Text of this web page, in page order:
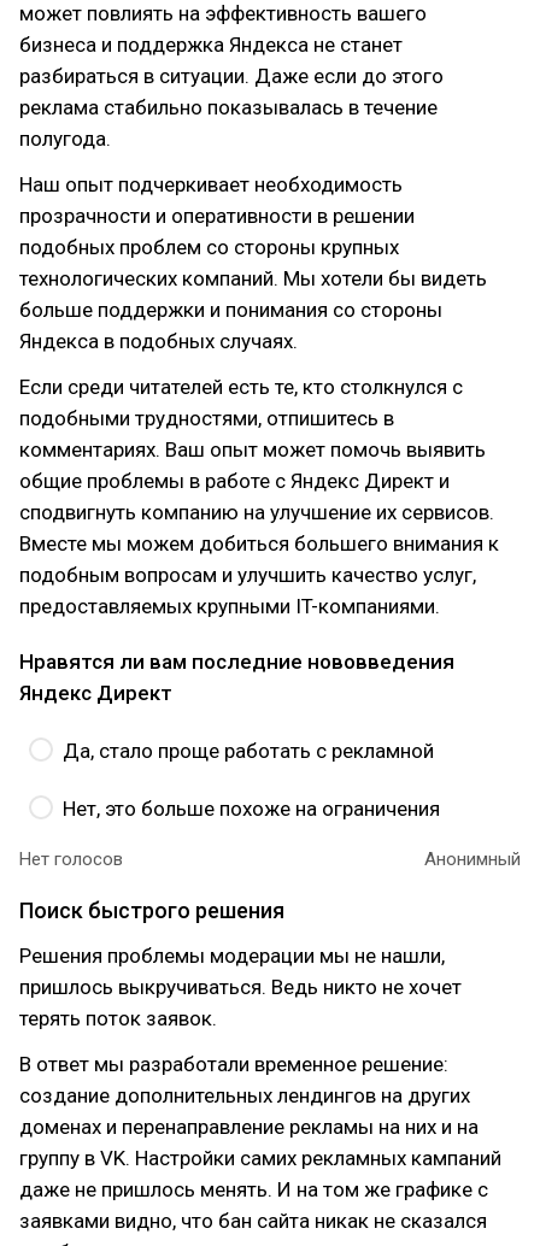
может повлиять на эффективность вашего
бизнеса и поддержка Яндекса не станет
разбираться в ситуации. Даже если до этого
реклама стабильно показывалась в течение
полугода.
Наш опыт подчеркивает необходимость
прозрачности и оперативности в решении
подобных проблем со стороны крупных
технологических компаний. Мы хотели бы видеть
больше поддержки и понимания со стороны
Яндекса в подобных случаях.
Если среди читателей есть те, кто столкнулся с
подобными трудностями, отпишитесь в
комментариях. Ваш опыт может помочь выявить
общие проблемы в работе с Яндекс Директ и
сподвигнуть компанию на улучшение их сервисов.
Вместе мы можем добиться большего внимания к
подобным вопросам и улучшить качество услуг,
предоставляемых крупными IT-компаниями.
Нравятся ли вам последние нововведения
Яндекс Директ
Да, стало проще работать с рекламной
Нет, это больше похоже на ограничения
Нет голосов Анонимный
Поиск быстрого решения
Решения проблемы модерации мы не нашли,
пришлось выкручиваться. Ведь никто не хочет
терять поток заявок.
В ответ мы разработали временное решение:
создание дополнительных лендингов на других
доменах и перенаправление рекламы на них и на
группу в VK. Настройки самих рекламных кампаний
даже не пришлось менять. И на том же графике с
заявками видно, что бан сайта никак не сказался